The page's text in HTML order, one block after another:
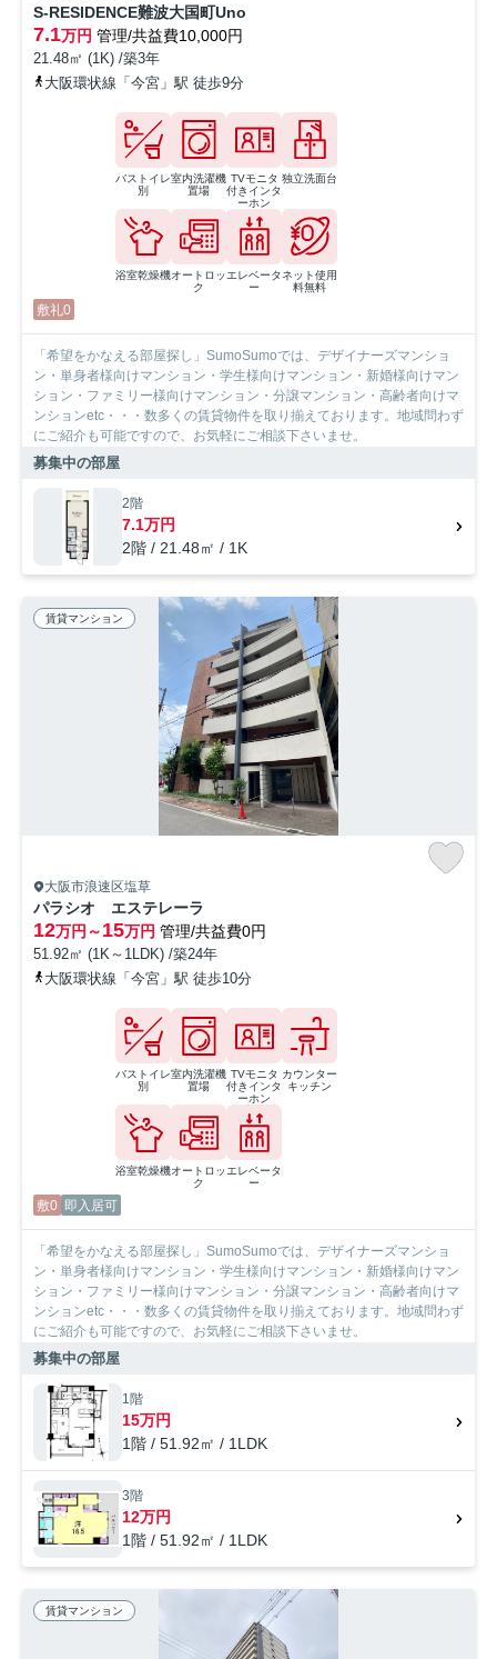
S-RESIDENCE難波大国町Uno
7.1万円 管理/共益費10,000円
21.48㎡ (1K) /築3年
大阪環状線「今宮」駅 徒歩9分
バストイレ
別
室内洗濯機
置場
TVモニタ
付きインタ
ーホン
独立洗面台
浴室乾燥機オートロッ
ク
エレベータ
ー
ネット使用
料無料
敷礼0
「希望をかなえる部屋探し」SumoSumoでは、デザイナーズマンショ
ン・単身者様向けマンション・学生様向けマンション・新婚様向けマン
ション・ファミリー様向けマンション・分譲マンション・高齢者向けマ
ンションetc・・・数多くの賃貸物件を取り揃えております。地域問わず
にご紹介も可能ですので、お気軽にご相談下さいませ。
募集中の部屋
2階
7.1万円
2階 / 21.48㎡ / 1K
賃貸マンション
大阪市浪速区塩草
パラシオ エステレーラ
12万円～15万円 管理/共益費0円
51.92㎡ (1K～1LDK) /築24年
大阪環状線「今宮」駅 徒歩10分
バストイレ
別
室内洗濯機
置場
TVモニタ
付きインタ
ーホン
カウンター
キッチン
浴室乾燥機オートロッ
ク
エレベータ
ー
敷0 即入居可
「希望をかなえる部屋探し」SumoSumoでは、デザイナーズマンショ
ン・単身者様向けマンション・学生様向けマンション・新婚様向けマン
ション・ファミリー様向けマンション・分譲マンション・高齢者向けマ
ンションetc・・・数多くの賃貸物件を取り揃えております。地域問わず
にご紹介も可能ですので、お気軽にご相談下さいませ。
募集中の部屋
1階
15万円
1階 / 51.92㎡ / 1LDK
3階
12万円
1階 / 51.92㎡ / 1LDK
賃貸マンション